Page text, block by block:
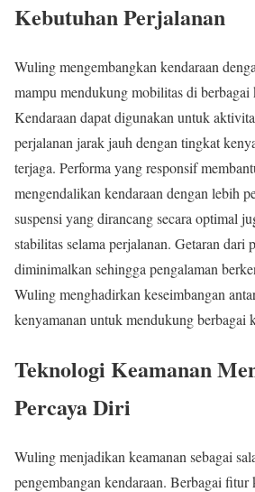
Kebutuhan Perjalanan
Wuling mengembangkan kendaraan
mampu mendukung mobilitas di berbagai
Kendaraan dapat digunakan untuk
perjalanan jarak jauh dengan tingkat
terjaga. Performa yang responsif
mengendalikan kendaraan dengan lebih
suspensi yang dirancang secara optimal
stabilitas selama perjalanan. Getaran dari
diminimalkan sehingga pengalaman
Wuling menghadirkan keseimbangan
kenyamanan untuk mendukung berbagai
Teknologi Keamanan
Percaya Diri
Wuling menjadikan keamanan sebagai
pengembangan kendaraan. Berbagai fitur